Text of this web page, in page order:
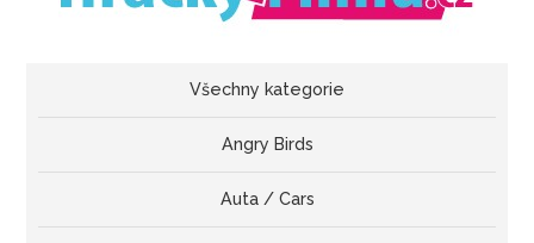
Všechny kategorie
Angry Birds
Auta / Cars